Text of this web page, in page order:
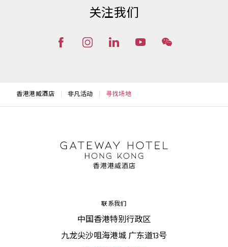
关注我们
香港港威酒店 非凡活动 寻找场地
联系我们
中国香港特别行政区
九龙尖沙咀海港城 广东道13号